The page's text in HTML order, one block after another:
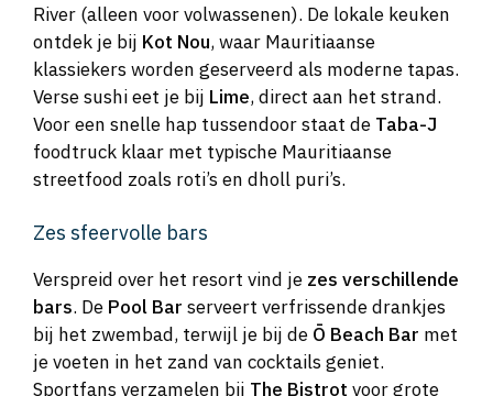
River (alleen voor volwassenen). De lokale keuken
ontdek je bij Kot Nou, waar Mauritiaanse
klassiekers worden geserveerd als moderne tapas.
Verse sushi eet je bij Lime, direct aan het strand.
Voor een snelle hap tussendoor staat de Taba-J
foodtruck klaar met typische Mauritiaanse
streetfood zoals roti’s en dholl puri’s.
Zes sfeervolle bars
Verspreid over het resort vind je zes verschillende
bars. De Pool Bar serveert verfrissende drankjes
bij het zwembad, terwijl je bij de Ō Beach Bar met
je voeten in het zand van cocktails geniet.
Sportfans verzamelen bij The Bistrot voor grote